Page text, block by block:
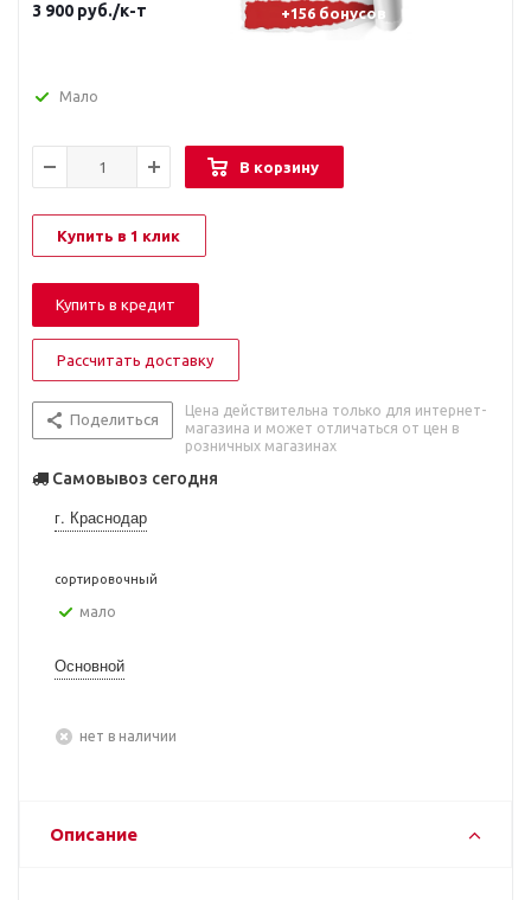
3 900 руб./к-т +156 бонусов
Мало
В корзину
Купить в 1 клик
Купить в кредит
Рассчитать доставку
Поделиться
Цена действительна только для интернет-
магазина и может отличаться от цен в
розничных магазинах
Самовывоз сегодня
г. Краснодар
сортировочный
Мало
Основной
Нет в наличии
Описание